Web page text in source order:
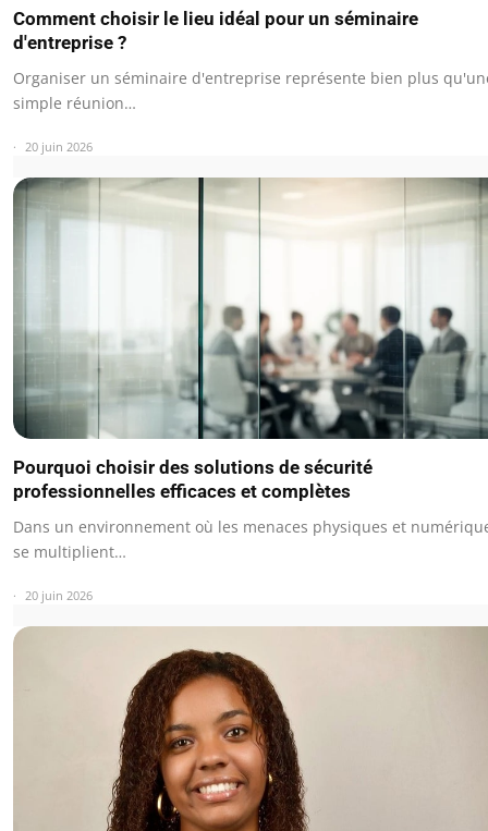
Comment choisir le lieu idéal pour un séminaire
d'entreprise ?
Organiser un séminaire d'entreprise représente bien plus
simple réunion…
20 juin 2026
Pourquoi choisir des solutions de sécurité
professionnelles efficaces et complètes
Dans un environnement où les menaces physiques et
se multiplient…
20 juin 2026